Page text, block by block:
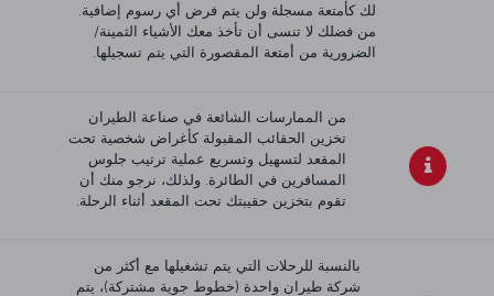
لك كأمتعة مسجلة ولن يتم فرض أي رسوم إضافية.
من فضلك لا تنسى أن تأخذ معك الأشياء الثمينة/
الضرورية من أمتعة المقصورة التي يتم تسجيلها.
من الممارسات الشائعة في صناعة الطيران
تخزين الحقائب المقبولة كأغراض شخصية تحت
المقعد لتسهيل وتسريع عملية ترتيب جلوس
المسافرين في الطائرة. ولذلك، نرجو منك أن
تقوم بتخزين حقيبتك تحت المقعد أثناء الرحلة.
بالنسبة للرحلات التي يتم تشغيلها مع أكثر من
شركة طيران واحدة (خطوط جوية مشتركة)، يتم